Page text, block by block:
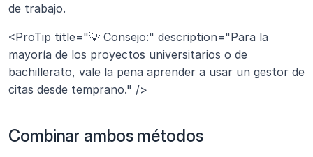
de trabajo.
<ProTip title="💡 Consejo:" description="Para la
mayoría de los proyectos universitarios o de
bachillerato, vale la pena aprender a usar un gestor de
citas desde temprano." />
Combinar ambos métodos